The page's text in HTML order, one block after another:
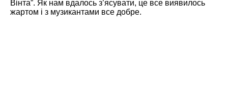
Вінта”. Як нам вдалось з’ясувати, це все виявилось
жартом і з музикантами все добре.